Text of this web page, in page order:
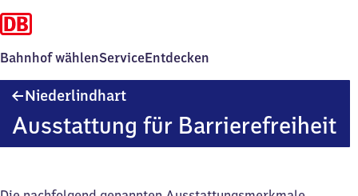
Bahnhof wählenServiceEntdecken
Niederlindhart
Ausstattung für Barrierefreiheit